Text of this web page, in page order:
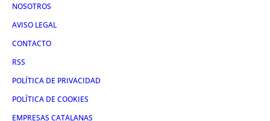
NOSOTROS
AVISO LEGAL
CONTACTO
RSS
POLÍTICA DE PRIVACIDAD
POLÍTICA DE COOKIES
EMPRESAS CATALANAS